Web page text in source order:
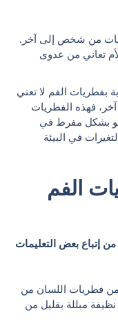
من شخص إلى آخر.
تعاني من عدوى
بفطريات الفم لا تعني
فهذه الفطريات
بشكل مفرط في
في البيئة
الفم
إتباع بعض التعليمات
من فطريات اللسان من
مبللة بقليل من